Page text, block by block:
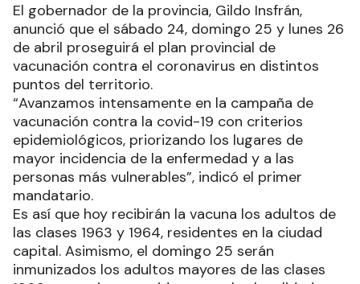
El gobernador de la provincia, Gildo Insfrán,
anunció que el sábado 24, domingo 25 y lunes 26
de abril proseguirá el plan provincial de
vacunación contra el coronavirus en distintos
puntos del territorio.
“Avanzamos intensamente en la campaña de
vacunación contra la covid-19 con criterios
epidemiológicos, priorizando los lugares de
mayor incidencia de la enfermedad y a las
personas más vulnerables”, indicó el primer
mandatario.
Es así que hoy recibirán la vacuna los adultos de
las clases 1963 y 1964, residentes en la ciudad
capital. Asimismo, el domingo 25 serán
inmunizados los adultos mayores de las clases